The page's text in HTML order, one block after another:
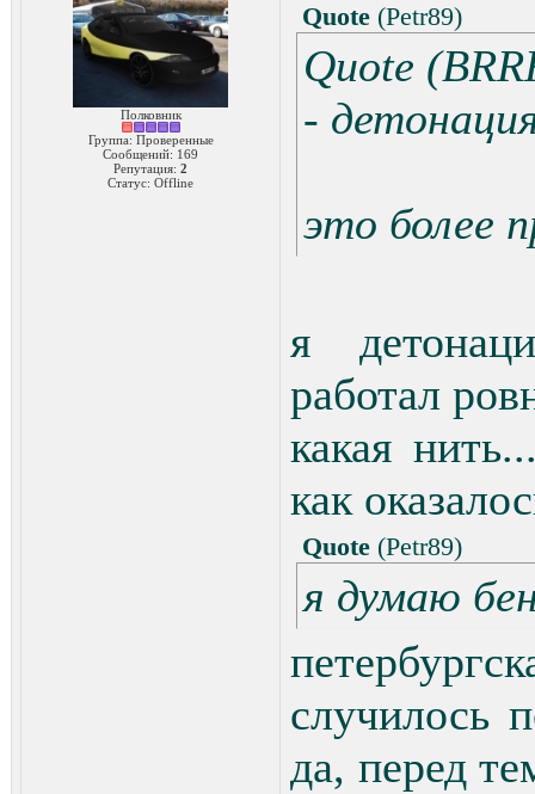
Полковник
Группа: Проверенные
Сообщений: 169
Репутация: 2
Статус: Offline
Quote (Petr89)
Quote
-
это более
я
работал
какая
как
Quote (Petr89)
я думаю
случилось
да, перед